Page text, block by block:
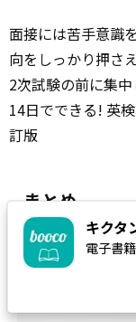
面接には苦手意識
向をしっかり押さ
2次試験の前に集中
14日でできる! 英
訂版
まとめ
キクタ
電子書